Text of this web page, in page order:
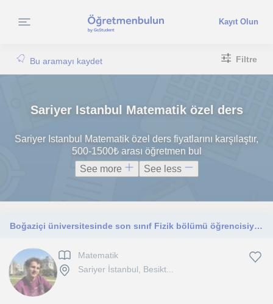
Kayıt Olun
Bu aramayı kaydet Filtre
Sariyer Istanbul Matematik özel ders
Sariyer Istanbul Matematik özel ders fiyatlarını karşılaştır,
500-1500₺ arası öğretmen bul
See more
See less
Boğaziçi üniversitesinde son sınıf Fizik bölümü öğrencisiyim, lise ve ortaokul öğrencilerine sayısal alanda dersler vermekteyim.
Matematik
Sariyer İstanbul, Besikt...